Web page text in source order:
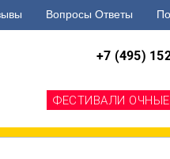
Вопросы Ответы
+7 (495)
ФЕСТИВАЛИ ОЧНЫЕ